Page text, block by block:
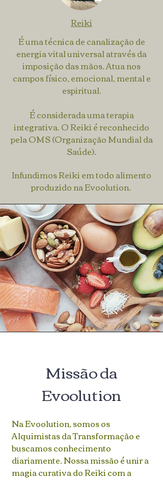
Reiki
É uma técnica de canalização de
energia vital universal através da
imposição das mãos. Atua nos
campos físico, emocional, mental e
espiritual.
É considerada uma terapia
integrativa. O Reiki é reconhecido
pela OMS (Organização Mundial da
Saúde).
Infundimos Reiki em todo alimento
produzido na Evoolution.
Missão da
Evoolution
Na Evoolution, somos os
Alquimistas da Transformação e
buscamos conhecimento
diariamente. Nossa missão é unir a
magia curativa do Reiki com a